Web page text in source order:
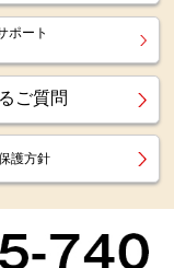
ポート
ご質問
護方針